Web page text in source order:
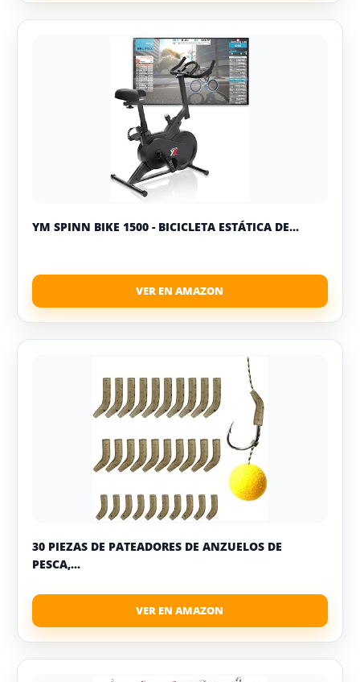
YM SPINN BIKE 1500 - BICICLETA ESTÁTICA DE...
30 PIEZAS DE PATEADORES DE ANZUELOS DE
PESCA,...